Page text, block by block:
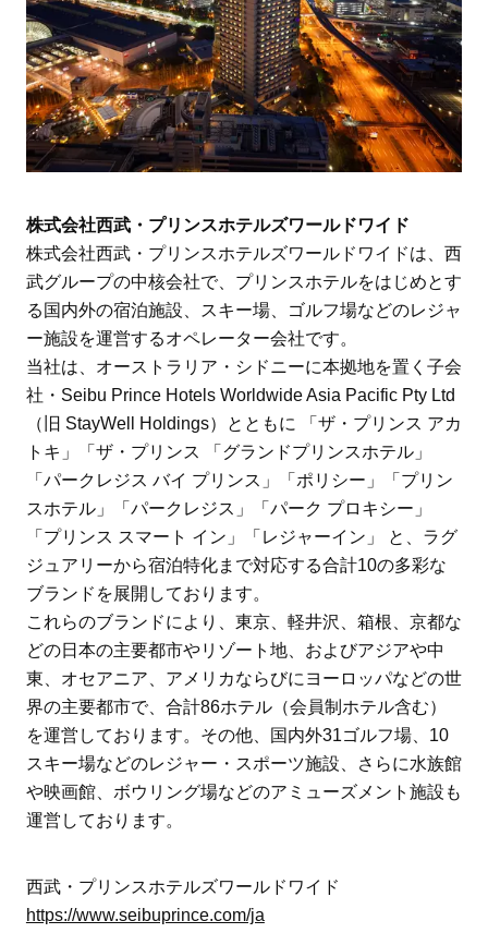
株式会社西武・プリンスホテルズワールドワイド
株式会社西武・プリンスホテルズワールドワイドは、西
武グループの中核会社で、プリンスホテルをはじめとす
る国内外の宿泊施設、スキー場、ゴルフ場などのレジャ
ー施設を運営するオペレーター会社です。
当社は、オーストラリア・シドニーに本拠地を置く子会
社・Seibu Prince Hotels Worldwide Asia Pacific Pty Ltd
（旧 StayWell Holdings）とともに 「ザ・プリンス アカ
トキ」「ザ・プリンス 「グランドプリンスホテル」
「パークレジス バイ プリンス」「ポリシー」「プリン
スホテル」「パークレジス」「パーク プロキシー」
「プリンス スマート イン」「レジャーイン」 と、ラグ
ジュアリーから宿泊特化まで対応する合計10の多彩な
ブランドを展開しております。
これらのブランドにより、東京、軽井沢、箱根、京都な
どの日本の主要都市やリゾート地、およびアジアや中
東、オセアニア、アメリカならびにヨーロッパなどの世
界の主要都市で、合計86ホテル（会員制ホテル含む）
を運営しております。その他、国内外31ゴルフ場、10
スキー場などのレジャー・スポーツ施設、さらに水族館
や映画館、ボウリング場などのアミューズメント施設も
運営しております。
西武・プリンスホテルズワールドワイド
https://www.seibuprince.com/ja